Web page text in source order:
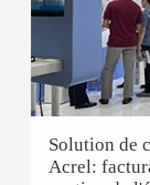
Solution de
Acrel: